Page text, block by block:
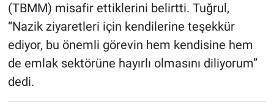
(TBMM) misafir ettiklerini belirtti. Tuğrul,
“Nazik ziyaretleri için kendilerine teşekkür
ediyor, bu önemli görevin hem kendisine hem
de emlak sektörüne hayırlı olmasını diliyorum”
dedi.